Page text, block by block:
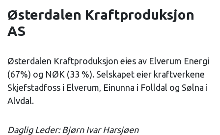
Østerdalen Kraftproduksjon
AS
Østerdalen Kraftproduksjon eies av Elverum Energi
(67%) og NØK (33 %). Selskapet eier kraftverkene
Skjefstadfoss i Elverum, Einunna i Folldal og Sølna i
Alvdal.
Daglig Leder: Bjørn Ivar Harsjøen